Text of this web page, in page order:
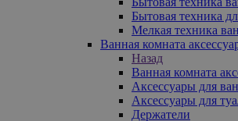
Бытовая техника
Мелкая техника
Ванная комната
Назад
Ванная комната
Аксессуары для
Аксессуары для
Держатели